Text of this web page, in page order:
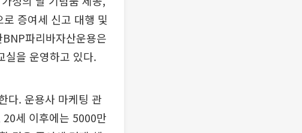
증여세 신고 대행 및
파리바자산운용은
실을 운영하고 있다.
다. 운용사 마케팅 관
세 이후에는 5000만